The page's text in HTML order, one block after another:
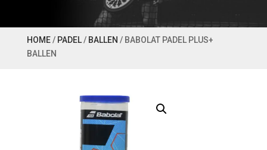
HOME/ PADEL/ BALLEN / BABOLAT PADEL PLUS+
BALLEN